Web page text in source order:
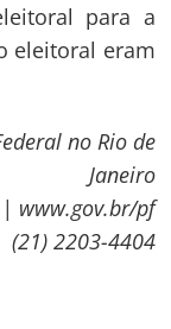
para a
eleitoral eram
no Rio de
Janeiro
www.gov.br/pf
(21) 2203-4404